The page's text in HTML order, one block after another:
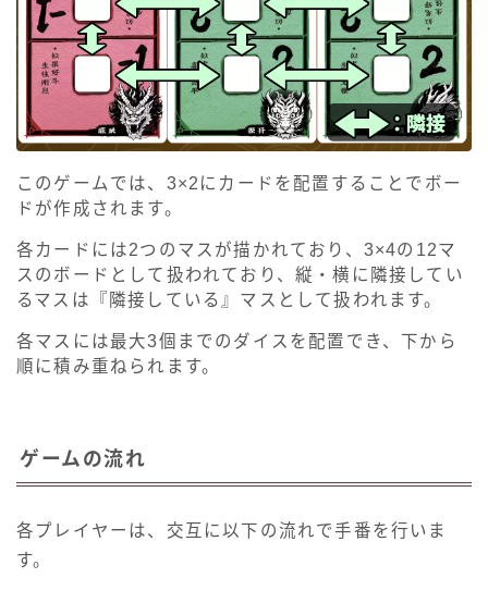
このゲームでは、3×2にカードを配置することでボー
ドが作成されます。
各カードには2つのマスが描かれており、3×4の12マ
スのボードとして扱われており、縦・横に隣接してい
るマスは『隣接している』マスとして扱われます。
各マスには最大3個までのダイスを配置でき、下から
順に積み重ねられます。
ゲームの流れ
各プレイヤーは、交互に以下の流れで手番を行いま
す。